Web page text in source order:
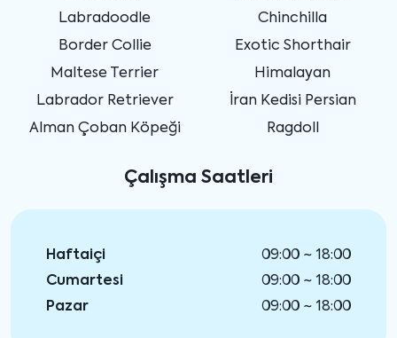
Labradoodle
Border Collie
Maltese Terrier
Labrador Retriever
Alman Çoban Köpeği
Chinchilla
Exotic Shorthair
Himalayan
İran Kedisi Persian
Ragdoll
Çalışma Saatleri
Haftaiçi
09:00 ~ 18:00
Cumartesi
09:00 ~ 18:00
Pazar
09:00 ~ 18:00